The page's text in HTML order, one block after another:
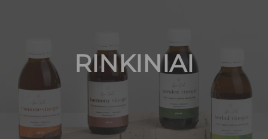
RINKINIAI